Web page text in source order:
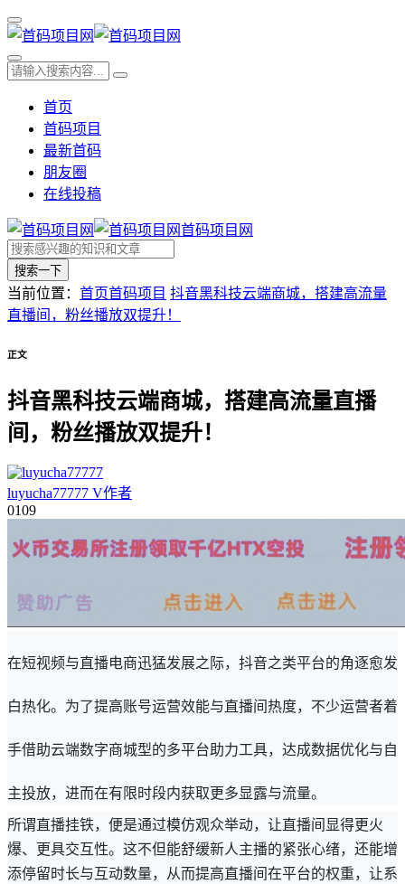
首页
首码项目
最新首码
朋友圈
在线投稿
首码项目网
搜索一下
当前位置： 首页首码项目 抖音黑科技云端商城，搭建高流量
直播间，粉丝播放双提升！
正文
抖音黑科技云端商城，搭建高流量直播
间，粉丝播放双提升！
luyucha77777 V作者
0109
在短视频与直播电商迅猛发展之际，抖音之类平台的角逐愈发
白热化。为了提高账号运营效能与直播间热度，不少运营者着
手借助云端数字商城型的多平台助力工具，达成数据优化与自
主投放，进而在有限时段内获取更多显露与流量。
所谓直播挂铁，便是通过模仿观众举动，让直播间显得更火
爆、更具交互性。这不但能舒缓新人主播的紧张心绪，还能增
添停留时长与互动数量，从而提高直播间在平台的权重，让系